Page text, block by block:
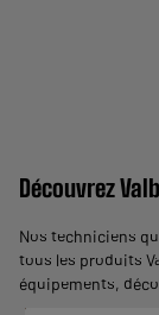
Découvrez
Nos techniciens
tous les produits
équipements,